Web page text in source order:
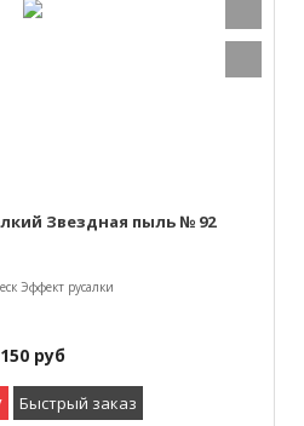
Звездная пыль № 92
Эффект русалки
150 руб
Быстрый заказ